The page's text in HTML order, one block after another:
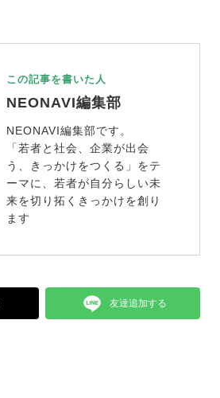
この記事を書いた人
NEONAVI編集部
NEONAVI編集部です。
「若者と社会、企業が出会
う、きっかけをつくる」をテ
ーマに、若者が自分らしい未
来を切り拓くきっかけを創り
ます
友達追加する